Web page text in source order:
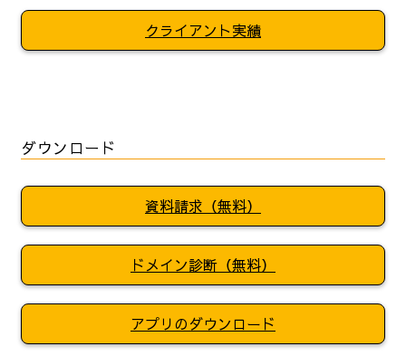
クライアント実績
ダウンロード
資料請求（無料）
ドメイン診断（無料）
アプリのダウンロード